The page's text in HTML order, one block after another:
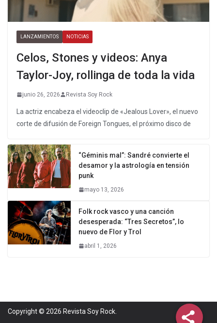
LANZAMIENTOS NOTICIAS
Celos, Stones y videos: Anya
Taylor-Joy, rollinga de toda la vida
junio 26, 2026 Revista Soy Rock
La actriz encabeza el videoclip de «Jealous Lover», el nuevo
corte de difusión de Foreign Tongues, el próximo disco de
“Géminis mal”: Sandré convierte el
desamor y la astrología en tensión
punk
mayo 13, 2026
Folk rock vasco y una canción
desesperada: “Tres Secretos”, lo
nuevo de Flor y Trol
abril 1, 2026
Copyright © 2026 Revista Soy Rock